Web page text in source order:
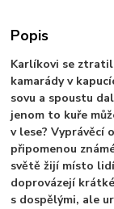
Popis
Karlíkovi se
kamarády v
sovu a spoustu
jenom to kuře
v lese? Vyprávěcí
připomenou
světě žijí místo
doprovázejí
s dospělými, ale